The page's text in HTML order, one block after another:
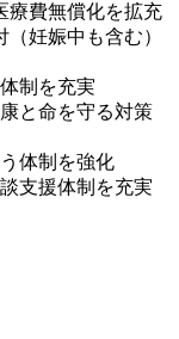
療費無償化を拡充
妊娠中も含む）
制を充実
と命を守る対策
体制を強化
支援体制を充実